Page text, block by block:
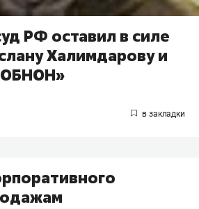
РФ оставил в силе
Халимдарову и
ОБНОН»